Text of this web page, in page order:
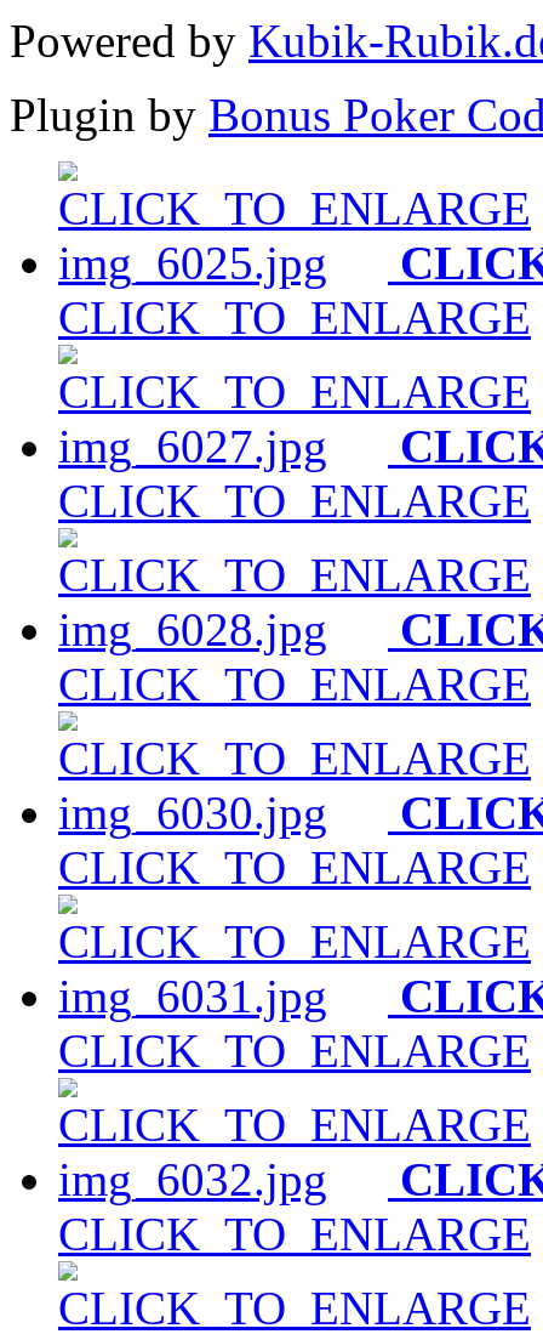
Powered by Kubik-
Plugin by Bonus Poker
CLICK_TO_ENLARGE
CLICK_TO_ENLARGE
CLICK_TO_ENLARGE
CLICK_TO_ENLARGE
CLICK_TO_ENLARGE
CLICK_TO_ENLARGE